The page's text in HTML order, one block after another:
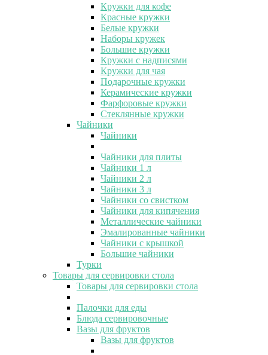
Кружки для кофе
Красные кружки
Белые кружки
Наборы кружек
Большие кружки
Кружки с надписями
Кружки для чая
Подарочные кружки
Керамические кружки
Фарфоровые кружки
Стеклянные кружки
Чайники
Чайники
Чайники для плиты
Чайники 1 л
Чайники 2 л
Чайники 3 л
Чайники со свистком
Чайники для кипячения
Металлические чайники
Эмалированные чайники
Чайники с крышкой
Большие чайники
Турки
Товары для сервировки стола
Товары для сервировки стола
Палочки для еды
Блюда сервировочные
Вазы для фруктов
Вазы для фруктов